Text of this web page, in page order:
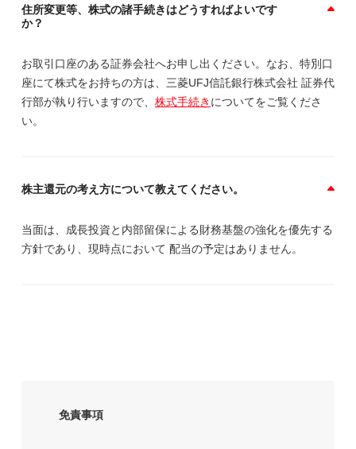
住所変更等、株式の諸手続きはどうすればよいです
か？
お取引口座のある証券会社へお申し出ください。なお、特別口
座にて株式をお持ちの方は、三菱UFJ信託銀行株式会社 証券代
行部が執り行いますので、 株式手続き についてをご覧くださ
い。
株主還元の考え方について教えてください。
当面は、成長投資と内部留保による財務基盤の強化を優先する
方針であり、現時点において 配当の予定はありません。
免責事項